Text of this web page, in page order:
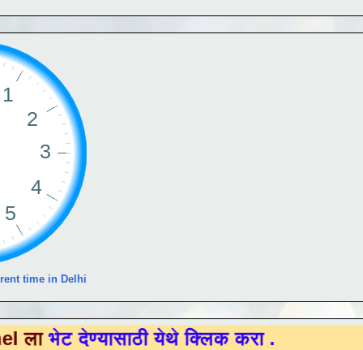
time in Delhi
येथे क्लिक करा .